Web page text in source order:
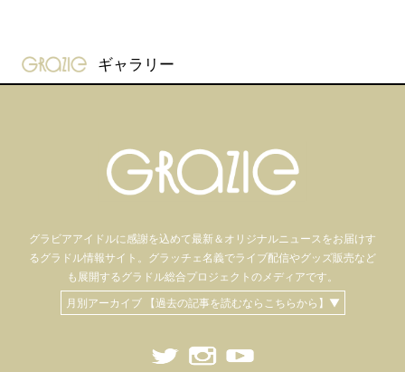
gravure-grazie
ギャラリー
グラビアアイドルに感謝を込めて最新＆オリジナルニュースをお届けす
るグラドル情報サイト。 グラッチェ名義でライブ配信やグッズ販売など
も 展開するグラドル総合プロジェクトのメディアです。
月別アーカイブ 【過去の記事を読むならこちらから】▼